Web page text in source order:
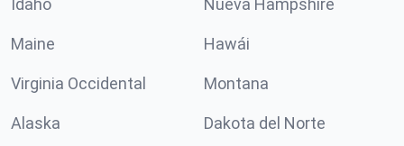
Idaho Nueva Hampshire
Maine Hawái
Virginia Occidental Montana
Alaska Dakota del Norte